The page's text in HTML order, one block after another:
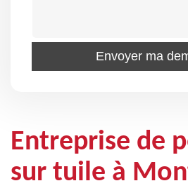
Entreprise de
sur tuile à